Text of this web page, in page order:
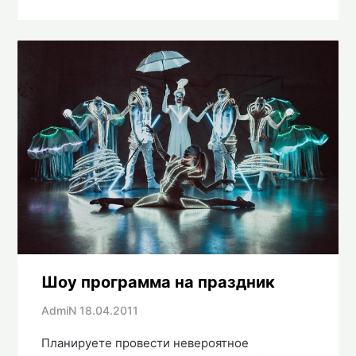
Шоу программа на праздник
AdmiN 18.04.2011
Планируете провести невероятное